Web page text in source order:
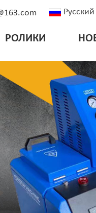
Русский
РОЛИКИ